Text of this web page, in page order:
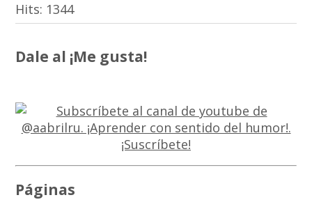
Hits: 1344
Dale al ¡Me gusta!
Páginas